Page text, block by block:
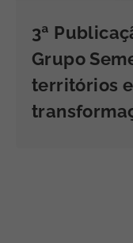
3ª
Grupo
territórios